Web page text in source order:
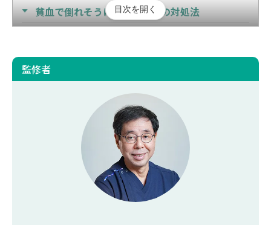
貧血で倒れそうになったときの対処法
服を緩める
貧血で倒れた場合の受診目安
受診が必要なケースは
何科に受診するのか
貧血で倒れないための予防策
食事の見直し
目次を開く
監修者